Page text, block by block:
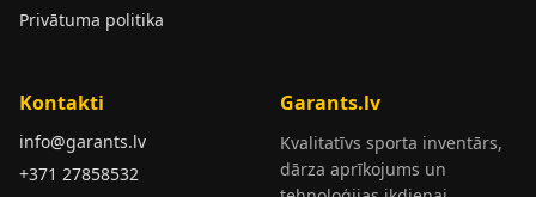
Privātuma politika
Kontakti
info@garants.lv
+371 27858532
Garants.lv
Kvalitatīvs sporta inventārs,
dārza aprīkojums un